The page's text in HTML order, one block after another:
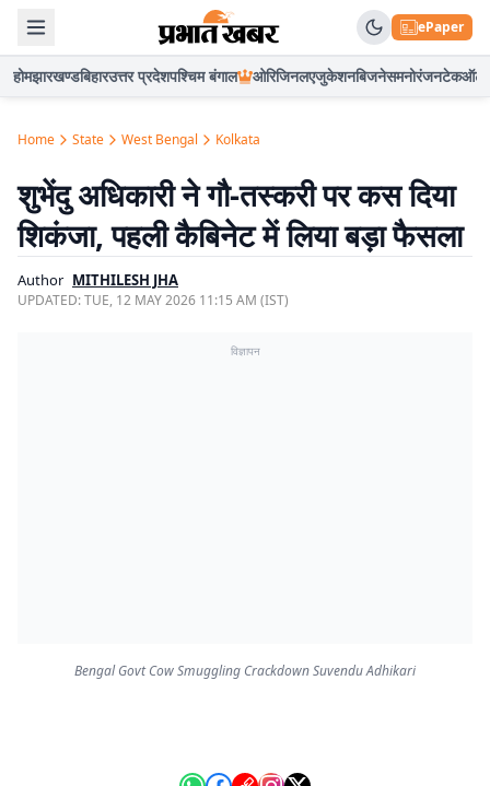
ePaper
होमझारखण्डबिहारउत्तर प्रदेशपश्चिम बंगाल ओरिजिनलएजुकेशनबिजनेसमनोरंजनटेकऑटो
Home State West Bengal Kolkata
शुभेंदु अधिकारी ने गौ-तस्करी पर कस दिया
शिकंजा, पहली कैबिनेट में लिया बड़ा फैसला
Author MITHILESH JHA
UPDATED:TUE, 12 MAY 2026 11:15 AM (IST)
विज्ञापन
Bengal Govt Cow Smuggling Crackdown Suvendu Adhikari